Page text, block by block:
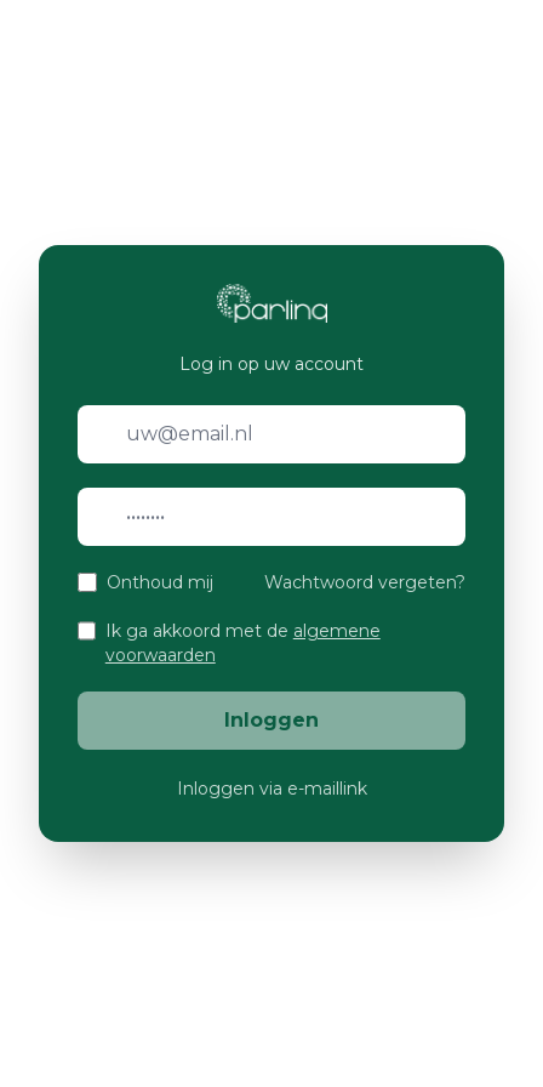
Log in op uw account
Onthoud mij Wachtwoord vergeten?
Ik ga akkoord met de algemene
voorwaarden
Inloggen
Inloggen via e-maillink